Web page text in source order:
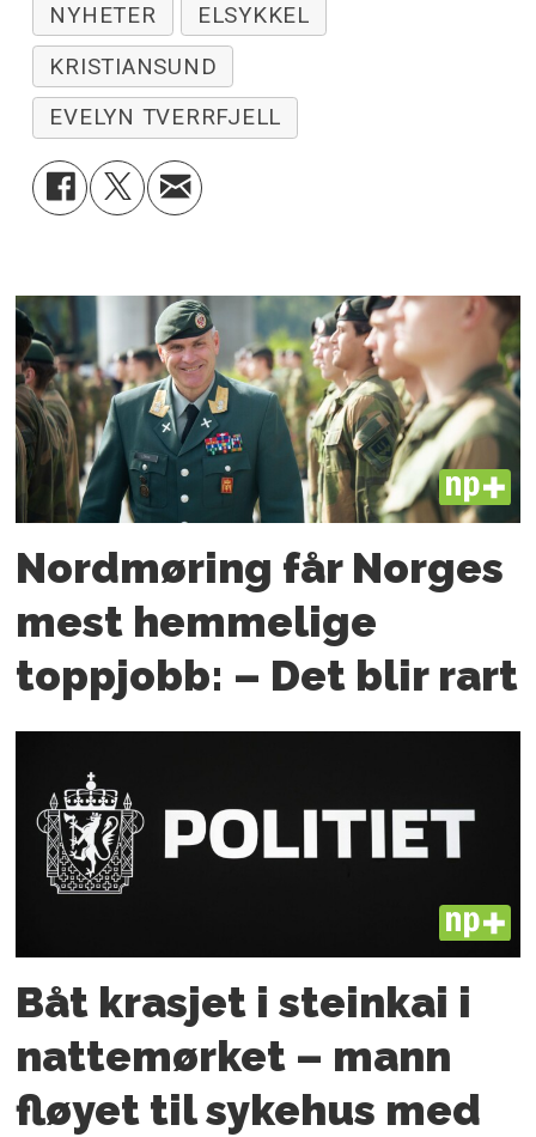
NYHETER
ELSYKKEL
KRISTIANSUND
EVELYN TVERRFJELL
PLUS
Nordmøring får Norges
mest hemmelige
toppjobb: – Det blir rart
PLUS
Båt krasjet i steinkai i
nattemørket – mann
fløyet til sykehus med